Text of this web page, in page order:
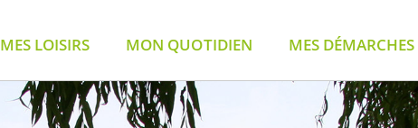
MES LOISIRS MON QUOTIDIEN MES DÉMARCHES